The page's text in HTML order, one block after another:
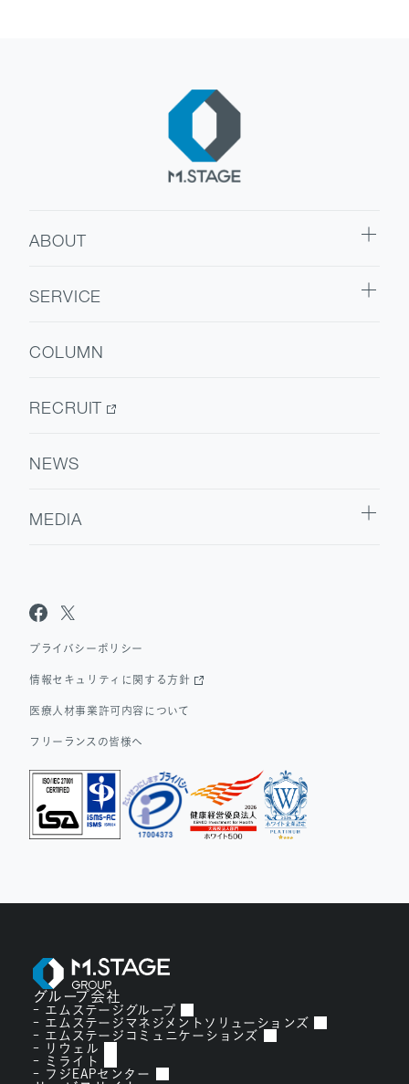
ABOUT
会社情報
SERVICE
医療人材
COLUMN
RECRUIT
NEWS
MEDIA
Dr.アルなび
プライバシーポリシー
情報セキュリティに関する方針
医療人材事業許可内容について
フリーランスの皆様へ
グループ会社
エムステージグループ
エムステージマネジメントソリューションズ
エムステージコミュニケーションズ
リウェル
ミライト
フジEAPセンター